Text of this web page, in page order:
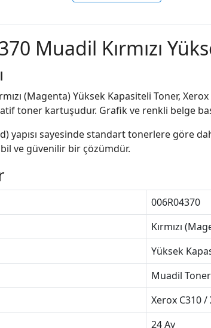
Muadil Kırmızı
(Magenta) Yüksek Kapasiteli Toner,
toner kartuşudur. Grafik ve renkli belge
yapısı sayesinde standart tonerlere göre
ve güvenilir bir çözümdür.
006R04370
Kırmızı
Yüksek
Muadil
Xerox C310 /
24 Ay